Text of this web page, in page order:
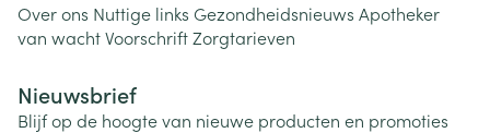
Over ons Nuttige links Gezondheidsnieuws Apotheker
van wachtVoorschriftZorgtarieven
Nieuwsbrief
Blijf op de hoogte van nieuwe producten en promoties